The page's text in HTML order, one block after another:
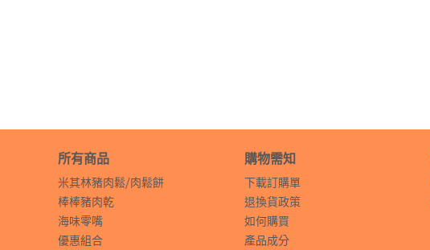
所有商品
米其林豬肉鬆⧸肉鬆餅
棒棒豬肉乾
海味零嘴
優惠組合
購物需知
下載訂購單
退換貨政策
如何購買
產品成分